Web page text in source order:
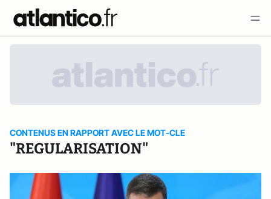
CONTENUS EN RAPPORT AVEC LE MOT-CLE
"REGULARISATION"